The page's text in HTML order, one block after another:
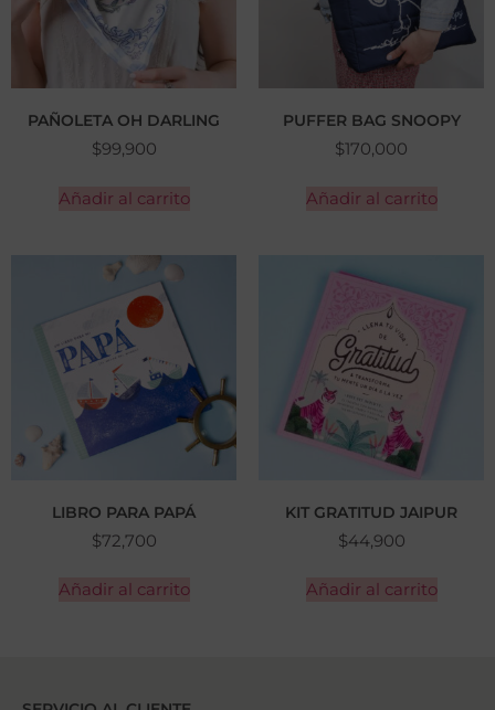
PAÑOLETA OH DARLING
$99,900
Añadir al carrito
PUFFER BAG SNOOPY
$170,000
Añadir al carrito
LIBRO PARA PAPÁ
$72,700
Añadir al carrito
KIT GRATITUD JAIPUR
$44,900
Añadir al carrito